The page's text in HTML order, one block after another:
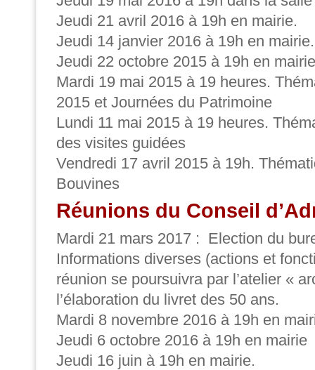
Jeudi 21 avril 2016 à 19h en mairie.
Jeudi 14 janvier 2016 à 19h en mairie.
Jeudi 22 octobre 2015 à 19h en
Mardi 19 mai 2015 à 19 heures.
2015 et Journées du Patrimoine
Lundi 11 mai 2015 à 19 heures.
des visites guidées
Vendredi 17 avril 2015 à 19h.
Bouvines
Réunions du Conseil
Mardi 21 mars 2017 : Election du
Informations diverses (actions et
réunion se poursuivra par l’atelier «
l’élaboration du livret des 50 ans.
Mardi 8 novembre 2016 à 19h en
Jeudi 6 octobre 2016 à 19h en mairie
Jeudi 16 juin à 19h en mairie.